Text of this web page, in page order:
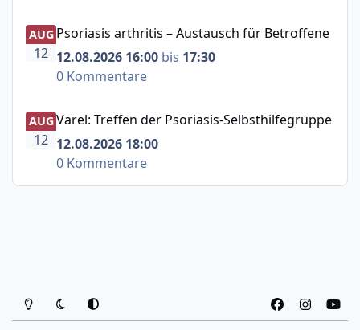
Psoriasis arthritis – Austausch für Betroffene
AUG
12
Psoriasis arthritis – Austausch für Betroffene
12.08.2026 16:00 bis 17:30
0 Kommentare
Varel: Treffen der Psoriasis-Selbsthilfegruppe
AUG
12
Varel: Treffen der Psoriasis-Selbsthilfegruppe
12.08.2026 18:00
0 Kommentare
Heller ModusDunkler Modus
Systemeinstellung
a
n
o